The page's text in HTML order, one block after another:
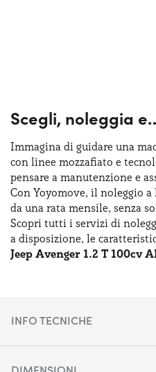
Scegli, noleggia
Immagina di guidare una
con linee mozzafiato e
pensare a manutenzione e
Con Yoyomove, il noleggio a
da una rata mensile, senza
Scopri tutti i servizi di
a disposizione, le
Jeep Avenger 1.2 T 100cv
INFO TECNICHE